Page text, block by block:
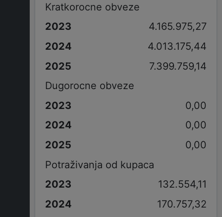
Kratkorocne obveze
4.165.975,27
4.013.175,44
7.399.759,14
Dugorocne obveze
0,00
0,00
0,00
Potraživanja od kupaca
132.554,11
170.757,32